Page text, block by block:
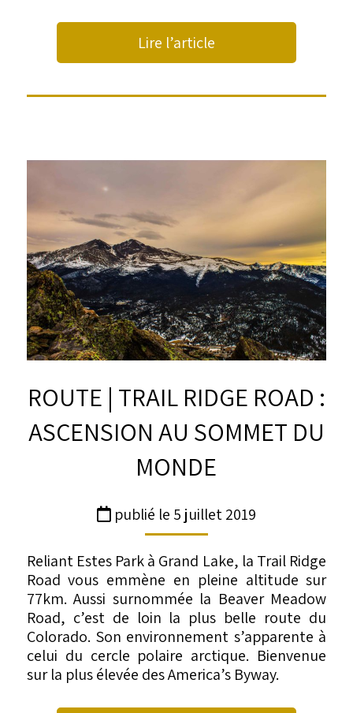
Lire l’article
ROUTE | TRAIL RIDGE ROAD :
ASCENSION AU SOMMET DU
MONDE
publié le 5 juillet 2019
Reliant Estes Park à Grand Lake, la Trail Ridge
Road vous emmène en pleine altitude sur
77km. Aussi surnommée la Beaver Meadow
Road, c’est de loin la plus belle route du
Colorado. Son environnement s’apparente à
celui du cercle polaire arctique. Bienvenue
sur la plus élevée des America’s Byway.